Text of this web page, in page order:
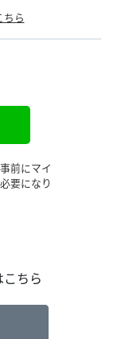
ちら
前にマイ
要になり
ちら